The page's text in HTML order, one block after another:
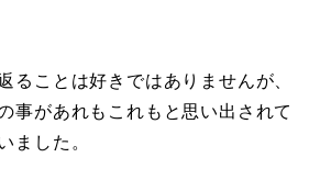
ることは好きではありませんが、
事があれもこれもと思い出されて
ました。